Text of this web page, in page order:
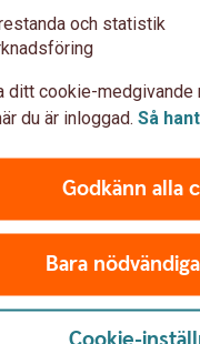
ut?
framtida kunder och att
ditt bakgrundsarbete
du för att nå dina
för att kunna ta ut
ihop?
ska ni ha nått viss
och statistik
ditt cookie-
du är inloggad. Så
Godkänn alla
Bara